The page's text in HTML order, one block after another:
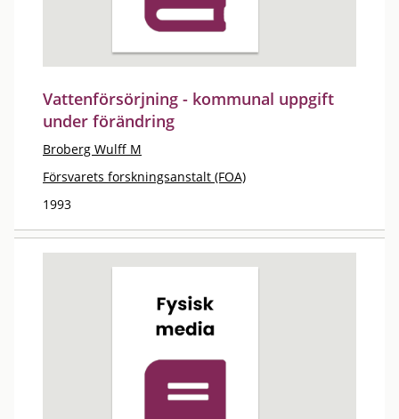
Vattenförsörjning - kommunal uppgift
under förändring
Broberg Wulff M
Försvarets forskningsanstalt (FOA)
1993